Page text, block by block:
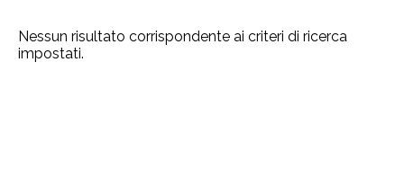
Nessun risultato corrispondente ai criteri di ricerca
impostati.